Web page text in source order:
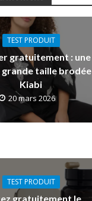
TEST PRODUIT
gratuitement : une
grande taille brodée
Kiabi
20 mars 2026
TEST PRODUIT
gratuitement le